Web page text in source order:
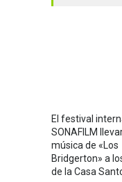
El festival
SONAFILM
música de «Los
Bridgerton» a
de la Casa